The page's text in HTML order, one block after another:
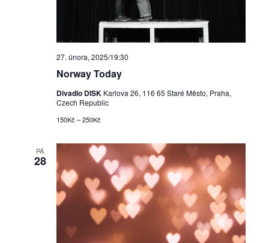
e
p
o
l
e
d
á
n
r
r
a
z
e
n
Norway Today
27. února, 2025/19:30
Divadlo DISK Karlova 26, 116 65 Staré Město, Praha,
Czech Republic
150Kč – 250Kč
PÁ
28